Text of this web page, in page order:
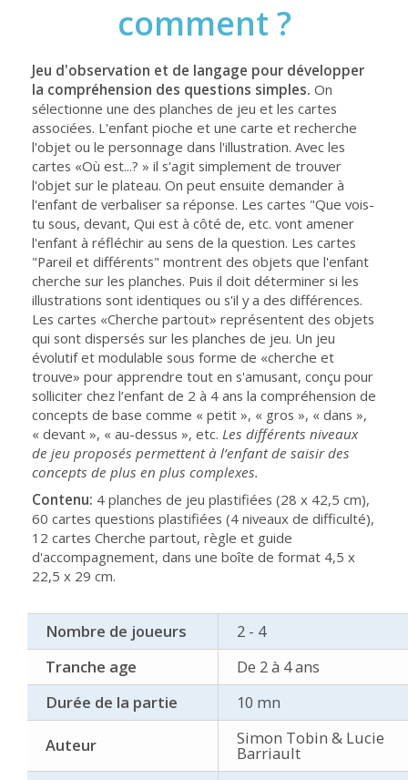
comment ?
Jeu d'observation et de langage pour développer
la compréhension des questions simples. On
sélectionne une des planches de jeu et les cartes
associées. L'enfant pioche et une carte et recherche
l'objet ou le personnage dans l'illustration. Avec les
cartes «Où est...? » il s'agit simplement de trouver
l'objet sur le plateau. On peut ensuite demander à
l'enfant de verbaliser sa réponse. Les cartes "Que vois-
tu sous, devant, Qui est à côté de, etc. vont amener
l'enfant à réfléchir au sens de la question. Les cartes
"Pareil et différents" montrent des objets que l'enfant
cherche sur les planches. Puis il doit déterminer si les
illustrations sont identiques ou s'il y a des différences.
Les cartes «Cherche partout» représentent des objets
qui sont dispersés sur les planches de jeu. Un jeu
évolutif et modulable sous forme de «cherche et
trouve» pour apprendre tout en s'amusant, conçu pour
solliciter chez l’enfant de 2 à 4 ans la compréhension de
concepts de base comme « petit », « gros », « dans »,
« devant », « au-dessus », etc. Les différents niveaux
de jeu proposés permettent à l’enfant de saisir des
concepts de plus en plus complexes.
Contenu: 4 planches de jeu plastifiées (28 x 42,5 cm),
60 cartes questions plastifiées (4 niveaux de difficulté),
12 cartes Cherche partout, règle et guide
d'accompagnement, dans une boîte de format 4,5 x
22,5 x 29 cm.
Nombre de joueurs
2 - 4
Tranche age
De 2 à 4 ans
Durée de la partie
10 mn
Auteur Simon Tobin & Lucie
Barriault